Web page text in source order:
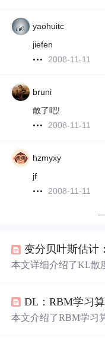
yaohuitc
jiefen
2008-11-11
bruni
散了吧!
2008-11-11
hzmyxy
jf
2008-11-11
变分贝叶斯估计
本文详细介绍了KL散
与最大化证据下界的
目标。,
本文介绍了RBM学习